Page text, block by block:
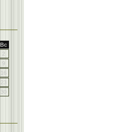
Вс
2
9
16
23
30